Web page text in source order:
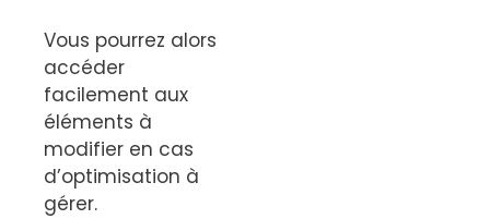
Vous pourrez alors
accéder
facilement aux
éléments à
modifier en cas
d’optimisation à
gérer.